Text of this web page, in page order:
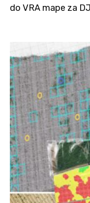
do VRA mape za